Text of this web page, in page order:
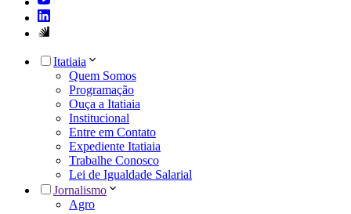
Itatiaia
Quem Somos
Programação
Ouça a Itatiaia
Institucional
Entre em Contato
Expediente Itatiaia
Trabalhe Conosco
Lei de Igualdade Salarial
Jornalismo
Agro